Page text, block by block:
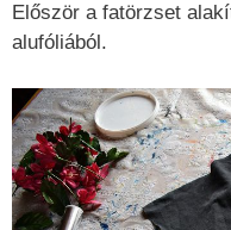
Először a fatörzset
alufóliából.